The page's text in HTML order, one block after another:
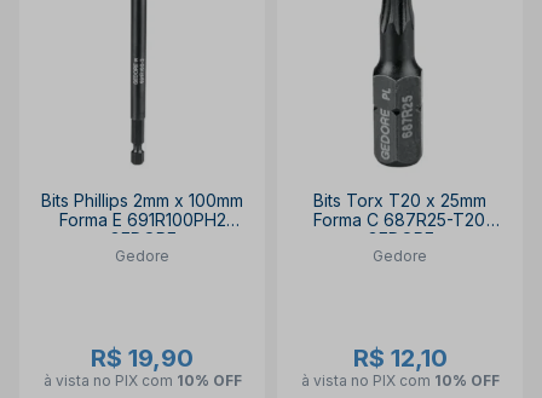
Bits Phillips 2mm x 100mm
Forma E 691R100PH2
GEDORE
Gedore
R$ 19,90
à vista no PIX com 10% OFF
Bits Torx T20 x 25mm
Forma C 687R25-T20
GEDORE
Gedore
R$ 12,10
à vista no PIX com 10% OFF